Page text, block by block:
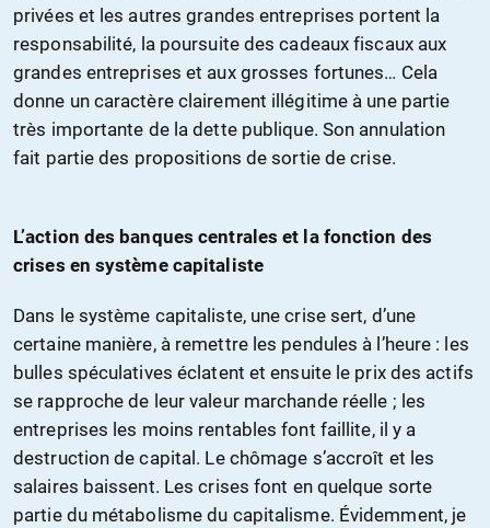
privées et les autres grandes entreprises portent la
responsabilité, la poursuite des cadeaux fiscaux aux
grandes entreprises et aux grosses fortunes… Cela
donne un caractère clairement illégitime à une partie
très importante de la dette publique. Son annulation
fait partie des propositions de sortie de crise.
L’action des banques centrales et la fonction des
crises en système capitaliste
Dans le système capitaliste, une crise sert, d’une
certaine manière, à remettre les pendules à l’heure : les
bulles spéculatives éclatent et ensuite le prix des actifs
se rapproche de leur valeur marchande réelle ; les
entreprises les moins rentables font faillite, il y a
destruction de capital. Le chômage s’accroît et les
salaires baissent. Les crises font en quelque sorte
partie du métabolisme du capitalisme. Évidemment, je